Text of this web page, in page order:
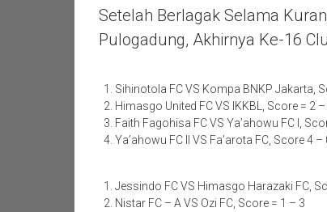
Setelah Berlagak Selama
Pulogadung, Akhirnya Ke-16
Sihinotola FC VS Kompa BNKP Jakarta,
Himasgo United FC VS IKKBL, Score = 2 –
Faith Fagohisa FC VS Ya’ahowu FC I,
Ya’ahowu FC II VS Fa’arota FC, Score 4 –
Jessindo FC VS Himasgo Harazaki FC,
Nistar FC – A VS Ozi FC, Score = 1 – 3